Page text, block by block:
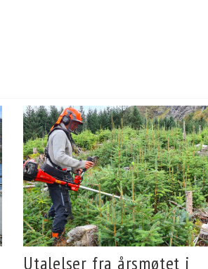
Utalelser fra årsmøtet i